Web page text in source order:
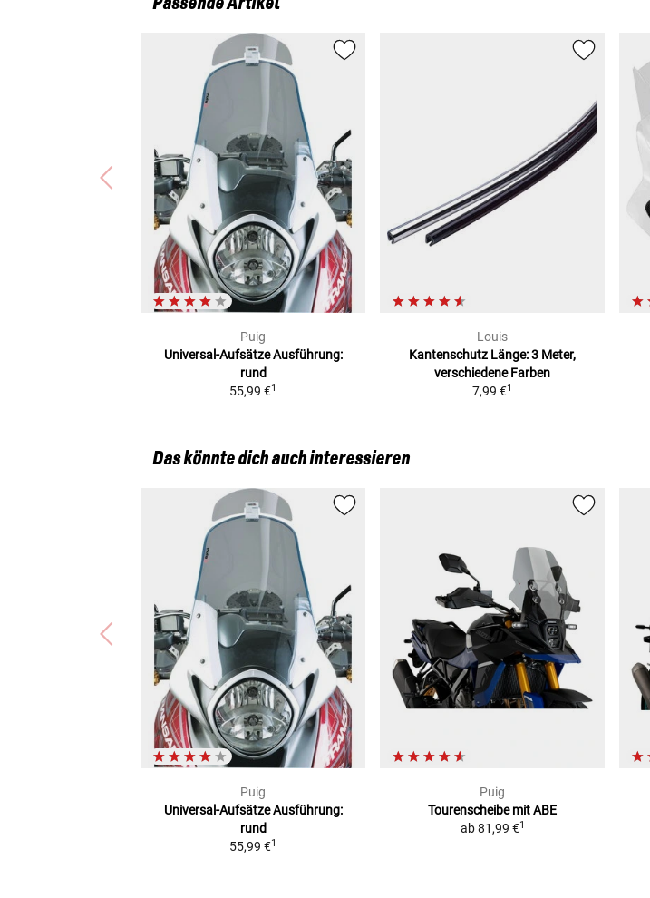
Puig
Universal-Aufsätze Ausführung:
rund
55,99 €1
Louis
Kantenschutz Länge: 3 Meter,
verschiedene Farben
7,99 €1
Das könnte dich auch interessieren
Puig
Universal-Aufsätze Ausführung:
rund
55,99 €1
Puig
Tourenscheibe mit ABE
ab 81,99 €1